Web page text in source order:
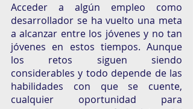
Acceder a algún empleo como
desarrollador se ha vuelto una meta
a alcanzar entre los jóvenes y no tan
jóvenes en estos tiempos. Aunque
los retos siguen siendo
considerables y todo depende de las
habilidades con que se cuente,
cualquier oportunidad para